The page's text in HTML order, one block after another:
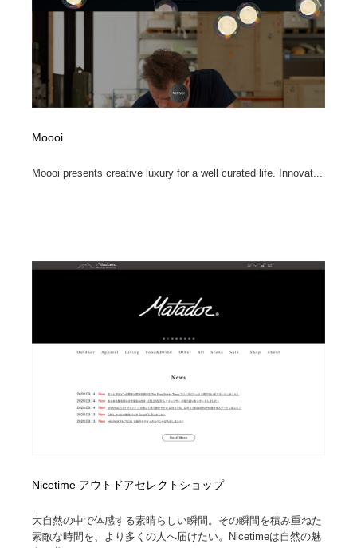
Moooi
Moooi presents creative luxury for a well curated life. Innovat...
Nicetime アウトドアセレクトショップ
大自然の中で体感する素晴らしい瞬間。その瞬間を積み重ねた
素敵な時間を、より多くの人へ届けたい。Nicetimeは自然の魅